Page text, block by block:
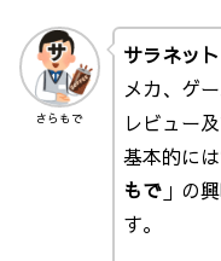
さらもで
サラネッ
メカ、ゲ
レビュー
基本的には
もで」の
す。